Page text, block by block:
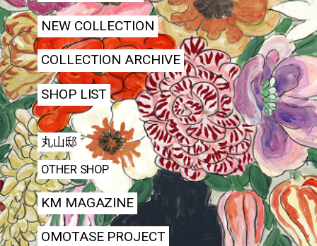
NEW COLLECTION
COLLECTION ARCHIVE
SHOP LIST
丸山邸
OTHER SHOP
KM MAGAZINE
OMOTASE PROJECT